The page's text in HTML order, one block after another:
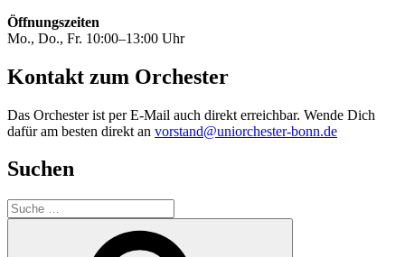
Öffnungszeiten
Mo., Do., Fr. 10:00–13:00 Uhr
Kontakt zum Orchester
Das Orchester ist per E-Mail auch direkt erreichbar. Wende Dich
dafür am besten direkt an vorstand@uniorchester-bonn.de
Suchen
Suche
nach: